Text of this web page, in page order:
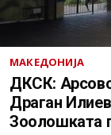
МАКЕДОНИЈА
ДКСК:
Драган
Зоолошката